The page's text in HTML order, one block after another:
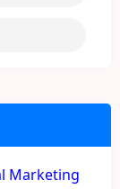
Marketing